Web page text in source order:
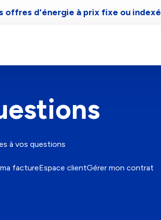
offres d'énergie à prix fixe ou indexé
à vos questions
factureEspace clientGérer mon contrat